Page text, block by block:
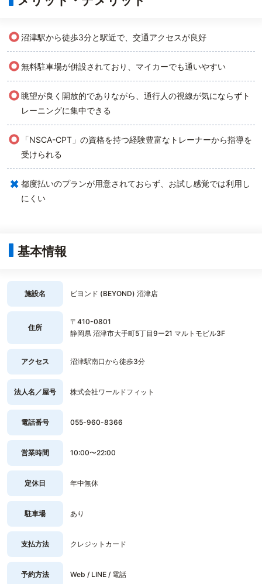
○沼津駅から徒歩3分と駅近で、交通アクセスが良好
○無料駐車場が併設されており、マイカーでも通いやすい
○眺望が良く開放的でありながら、通行人の視線が気にならずト
レーニングに集中できる
○
「NSCA-CPT」の資格を持つ経験豊富なトレーナーから指導を
受けられる
× 都度払いのプランが用意されておらず、お試し感覚では利用し
にくい
基本情報
施設名 ビヨンド (BEYOND) 沼津店
住所
〒410-0801
静岡県 沼津市大手町5丁目9ー21 マルトモビル3F
アクセス 沼津駅南口から徒歩3分
法人名／屋号 株式会社ワールドフィット
電話番号 055-960-8366
営業時間 10:00〜22:00
定休日 年中無休
駐車場 あり
支払方法 クレジットカード
予約方法 Web / LINE / 電話